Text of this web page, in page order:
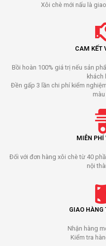
Xôi chè mới nấu là
CAM KẾT
Bồi hoàn 100% giá trị nếu sản
khách
Đền gấp 3 lần chi phí kiểm
màu
MIỄN PHÍ
Đối với đơn hàng xôi chè từ 40
nội
GIAO HÀNG
Nhận hàng
Kiểm tra